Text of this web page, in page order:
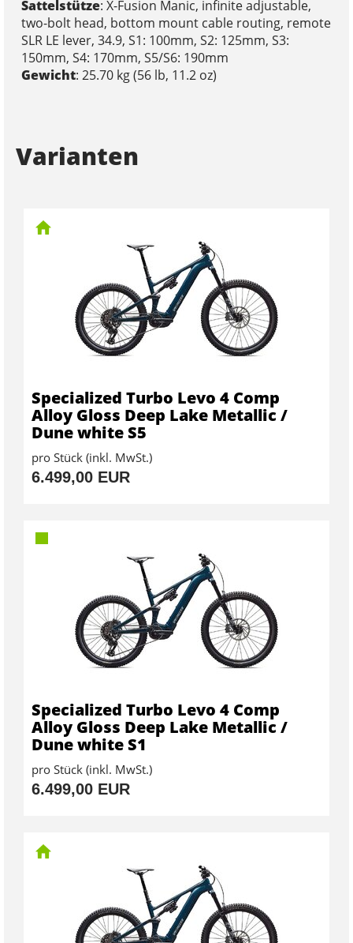
Sattelstütze: X-Fusion Manic, infinite adjustable,
two-bolt head, bottom mount cable routing, remote
SLR LE lever, 34.9, S1: 100mm, S2: 125mm, S3:
150mm, S4: 170mm, S5/S6: 190mm
Gewicht: 25.70 kg (56 lb, 11.2 oz)
Varianten
Specialized Turbo Levo 4 Comp
Alloy Gloss Deep Lake Metallic /
Dune white S5
pro Stück (inkl. MwSt.)
6.499,00 EUR
Specialized Turbo Levo 4 Comp
Alloy Gloss Deep Lake Metallic /
Dune white S1
pro Stück (inkl. MwSt.)
6.499,00 EUR